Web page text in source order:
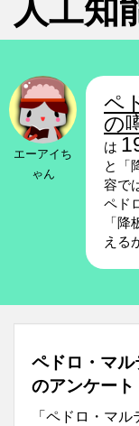
人工知
エーアイち
ゃん
ペ
の
は
と「
容で
ペド
「
える
ペドロ・マ
のアンケート
「ペドロ・マ